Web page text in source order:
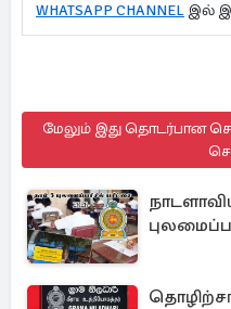
WHATSAPP CHANNEL இல்
மேலும் இது தொடர்பான